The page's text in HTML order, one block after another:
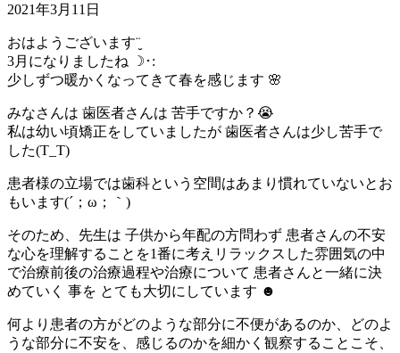
2021年3月11日
おはようございます¨̮
3月になりましたね ☽･:
少しずつ暖かくなってきて春を感じます 🌸
みなさんは 歯医者さんは 苦手ですか？😭
私は幼い頃矯正をしていましたが 歯医者さんは少し苦手で
した(T_T)
患者様の立場では歯科という空間はあまり慣れていないとお
もいます(´；ω；｀)
そのため、先生は 子供から年配の方問わず 患者さんの不安
な心を理解することを1番に考えリラックスした雰囲気の中
で治療前後の治療過程や治療について 患者さんと一緒に決
めていく 事を とても大切にしています ☻
​何より患者の方がどのような部分に不便があるのか、どのよ
うな部分に不安を、感じるのかを細かく観察することこそ、